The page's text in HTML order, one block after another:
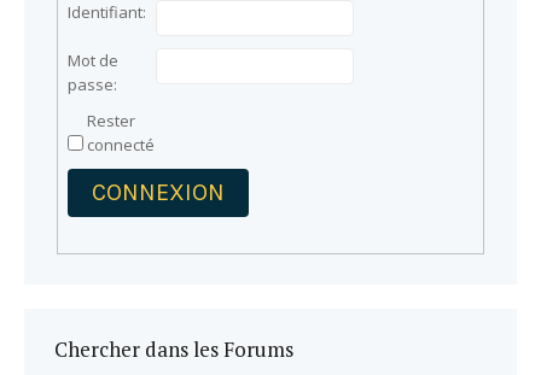
Identifiant:
Mot de
passe:
Rester
connecté
CONNEXION
Chercher dans les Forums